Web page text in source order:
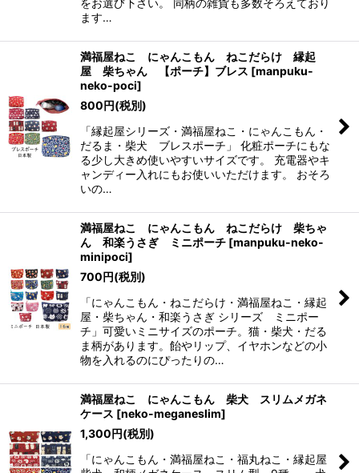
をお選び下さい。 同柄の雑貨も多数そろえており
ます…
満福屋ねこ にゃんこもん ねこだらけ 縁起
屋 柴ちゃん 【ポーチ】ブレス [manpuku-
neko-poci]
800円(税別)
「縁起屋シリーズ・満福屋ねこ・にゃんこもん・
だるま・柴犬 ブレスポーチ」 化粧ポーチにもな
る少し大きめ使いやすいサイズです。 充電器やキ
ャンディー入れにもお使いいただけます。 おそろ
いの…
満福屋ねこ にゃんこもん ねこだらけ 柴ちゃ
ん 和楽うさぎ ミニポーチ [manpuku-neko-
minipoci]
700円(税別)
「にゃんこもん・ねこだらけ・満福屋ねこ・縁起
屋・柴ちゃん・和楽うさぎ シリーズ ミニポー
チ」可愛いミニサイズのポーチ。猫・柴犬・だる
ま柄があります。飴やリップ、イヤホンなどの小
物を入れるのにぴったりの…
満福屋ねこ にゃんこもん 柴犬 スリムメガネ
ケース [neko-meganeslim]
1,300円(税別)
「にゃんこもん・満福屋ねこ・福丸ねこ・縁起屋